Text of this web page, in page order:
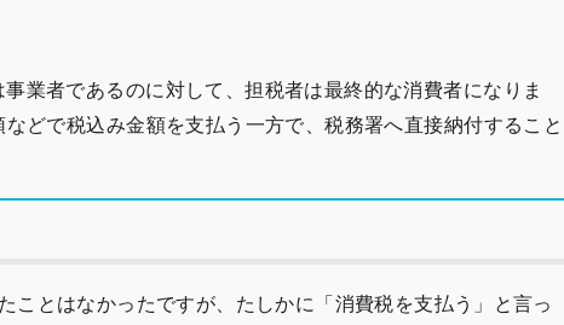
業者であるのに対して、担税者は最終的な消費者になりま
どで税込み金額を支払う一方で、税務署へ直接納付すること
ことはなかったですが、たしかに「消費税を支払う」と言っ